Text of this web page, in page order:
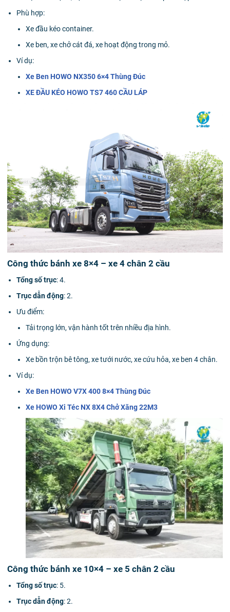
Phù hợp:
Xe đầu kéo container.
Xe ben, xe chở cát đá, xe hoạt động trong mỏ.
Ví dụ:
Xe Ben HOWO NX350 6×4 Thùng Đúc
XE ĐẦU KÉO HOWO TS7 460 CẦU LÁP
Công thức bánh xe 8×4 – xe 4 chân 2 cầu
Tổng số trục: 4.
Trục dẫn động: 2.
Ưu điểm:
Tải trọng lớn, vận hành tốt trên nhiều địa hình.
Ứng dụng:
Xe bồn trộn bê tông, xe tưới nước, xe cứu hỏa, xe ben 4 chân.
Ví dụ:
Xe Ben HOWO V7X 400 8×4 Thùng Đúc
Xe HOWO Xi Téc NX 8X4 Chở Xăng 22M3
Công thức bánh xe 10×4 – xe 5 chân 2 cầu
Tổng số trục: 5.
Trục dẫn động: 2.